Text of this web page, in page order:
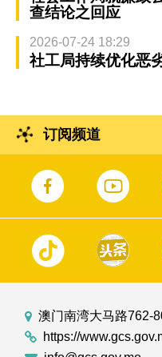
查结论之回应
2026-07-24 18:29
社工局持续优化恶
订阅频道
澳门南湾大马路762-
https://